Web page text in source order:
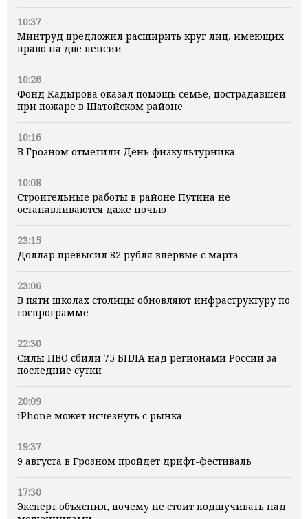
10:37
Минтруд предложил расширить круг лиц, имеющих
право на две пенсии
10:26
Фонд Кадырова оказал помощь семье, пострадавшей
при пожаре в Шатойском районе
10:16
В Грозном отметили День физкультурника
10:08
Строительные работы в районе Путина не
останавливаются даже ночью
23:15
Доллар превысил 82 рубля впервые с марта
23:06
В пяти школах столицы обновляют инфраструктуру по
госпрограмме
22:30
Силы ПВО сбили 75 БПЛА над регионами России за
последние сутки
20:09
iPhone может исчезнуть с рынка
19:37
9 августа в Грозном пройдет дрифт-фестиваль
17:30
Эксперт объяснил, почему не стоит подшучивать над